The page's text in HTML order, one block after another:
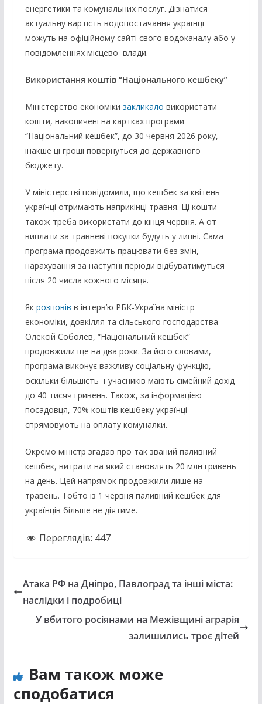
енергетики та комунальних послуг. Дізнатися
актуальну вартість водопостачання українці
можуть на офіційному сайті свого водоканалу або у
повідомленнях місцевої влади.
Використання коштів “Національного кешбеку”
Міністерство економіки закликало використати
кошти, накопичені на картках програми
“Національний кешбек”, до 30 червня 2026 року,
інакше ці гроші повернуться до державного
бюджету.
У міністерстві повідомили, що кешбек за квітень
українці отримають наприкінці травня. Ці кошти
також треба використати до кінця червня. А от
виплати за травневі покупки будуть у липні. Сама
програма продовжить працювати без змін,
нарахування за наступні періоди відбуватимуться
після 20 числа кожного місяця.
Як розповів в інтерв’ю РБК-Україна міністр
економіки, довкілля та сільського господарства
Олексій Соболев, “Національний кешбек”
продовжили ще на два роки. За його словами,
програма виконує важливу соціальну функцію,
оскільки більшість її учасників мають сімейний дохід
до 40 тисяч гривень. Також, за інформацією
посадовця, 70% коштів кешбеку українці
спрямовують на оплату комуналки.
Окремо міністр згадав про так званий паливний
кешбек, витрати на який становлять 20 млн гривень
на день. Цей напрямок продовжили лише на
травень. Тобто із 1 червня паливний кешбек для
українців більше не діятиме.
Переглядів: 447
Атака РФ на Дніпро, Павлоград та інші міста:
наслідки і подробиці
У вбитого росіянами на Межівщині аграрія
залишились троє дітей
Вам також може
сподобатися